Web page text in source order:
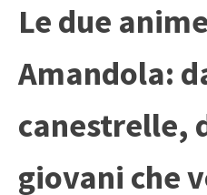
Le due
Amandola:
canestrelle,
giovani che